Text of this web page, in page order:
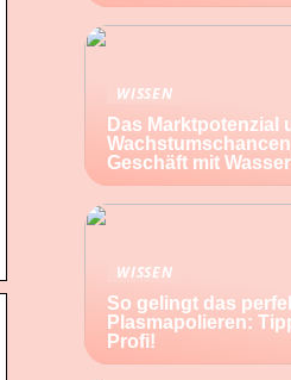
WISSEN
Das Marktpotenzial
Geschäft mit
WISSEN
So gelingt das
Plasmapolieren:
Profi!